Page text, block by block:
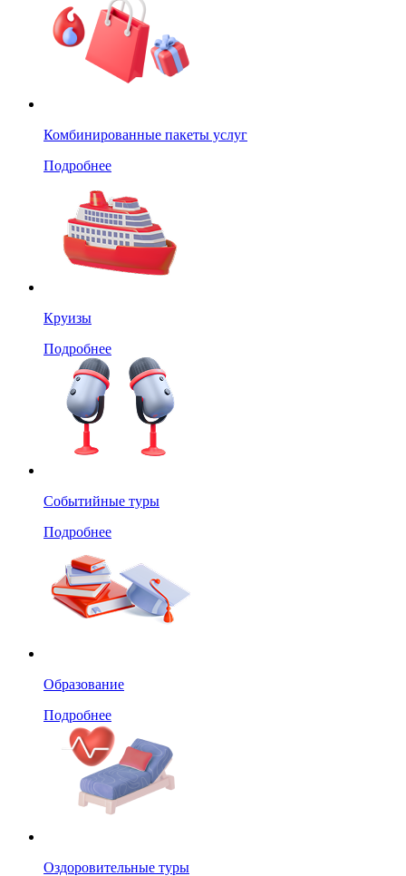
Комбинированные пакеты услуг
Подробнее
Круизы
Подробнее
Событийные туры
Подробнее
Образование
Подробнее
Оздоровительные туры